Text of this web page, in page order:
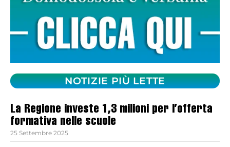
NOTIZIE PIÙ LETTE
La Regione investe 1,3 milioni per l’offerta
formativa nelle scuole
25 Settembre 2025